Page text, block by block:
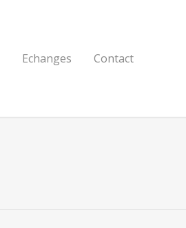
Echanges Contact